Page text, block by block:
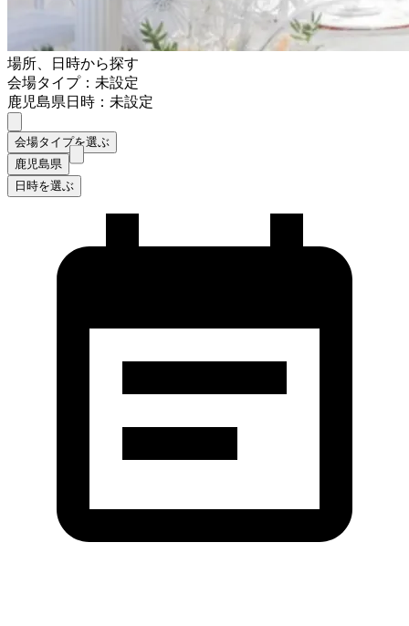
場所、日時から探す
会場タイプ：未設定
鹿児島県日時：未設定
会場タイプを選ぶ
鹿児島県
日時を選ぶ